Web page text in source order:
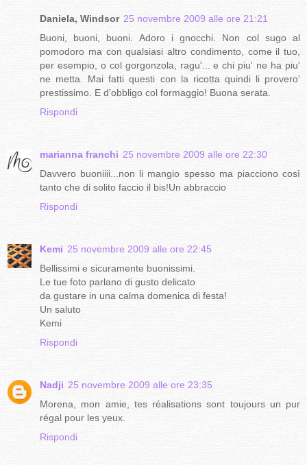
Daniela, Windsor 25 novembre 2009 alle ore 21:21
Buoni, buoni, buoni. Adoro i gnocchi. Non col sugo al
pomodoro ma con qualsiasi altro condimento, come il tuo,
per esempio, o col gorgonzola, ragu'... e chi piu' ne ha piu'
ne metta. Mai fatti questi con la ricotta quindi li provero'
prestissimo. E d'obbligo col formaggio! Buona serata.
Rispondi
marianna franchi 25 novembre 2009 alle ore 22:30
Davvero buoniiii...non li mangio spesso ma piacciono così
tanto che di solito faccio il bis!Un abbraccio
Rispondi
Kemi 25 novembre 2009 alle ore 22:45
Bellissimi e sicuramente buonissimi.
Le tue foto parlano di gusto delicato
da gustare in una calma domenica di festa!
Un saluto
Kemi
Rispondi
Nadji 25 novembre 2009 alle ore 23:35
Morena, mon amie, tes réalisations sont toujours un pur
régal pour les yeux.
Rispondi